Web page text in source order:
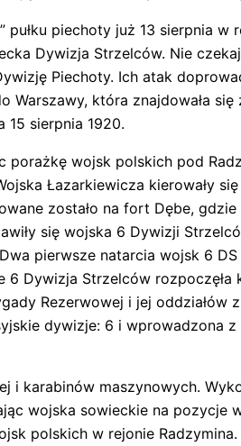
pułku piechoty już 13 sierpnia w
Dywizja Strzelców. Nie
Piechoty. Ich atak
która znajdowała
15 sierpnia 1920.
porażkę wojsk polskich pod
Łazarkiewicza kierowały
zostało na fort Dębe,
się wojska 6 Dywizji
pierwsze natarcia wojsk 6 DS
Dywizja Strzelców
Rezerwowej i jej oddziałów
dywizje: 6 i wprowadzona
i karabinów maszynowych.
wojska sowieckie na pozycje
polskich w rejonie